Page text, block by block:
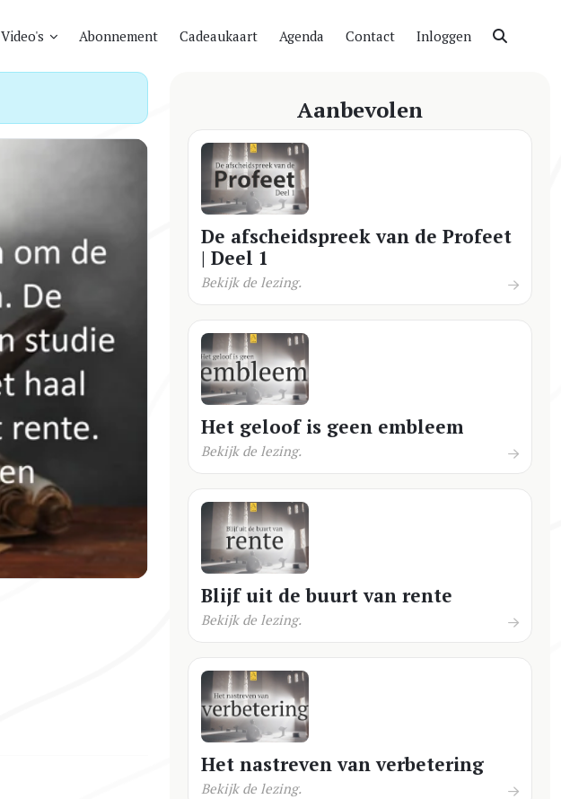
Video's Abonnement Cadeaukaart Agenda Contact Inloggen
Aanbevolen
De afscheidspreek van de Profeet
| Deel 1
Bekijk de lezing.
Het geloof is geen embleem
Bekijk de lezing.
Blijf uit de buurt van rente
Bekijk de lezing.
Het nastreven van verbetering
Bekijk de lezing.